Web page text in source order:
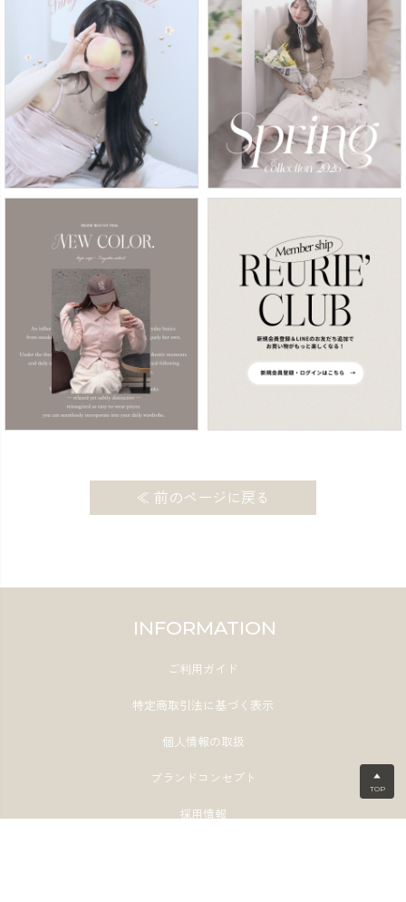
≪ 前のページに戻る
▲
TOP
INFORMATION
ご利用ガイド
特定商取引法に基づく表示
個人情報の取扱
ブランドコンセプト
採用情報